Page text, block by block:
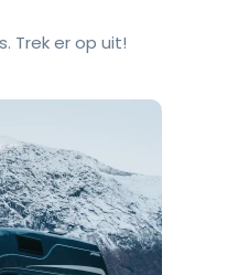
Trek er op uit!